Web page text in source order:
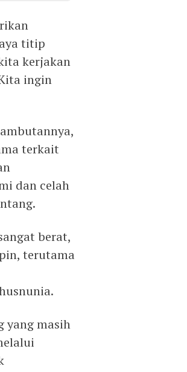
titip
kerjakan
ingin
terkait
dan celah
berat,
terutama
yang masih